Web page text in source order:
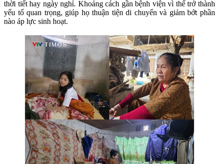
thời tiết hay ngày nghỉ. Khoảng cách gần bệnh viện vì thế trở thành
yếu tố quan trọng, giúp họ thuận tiện di chuyển và giảm bớt phần
nào áp lực sinh hoạt.